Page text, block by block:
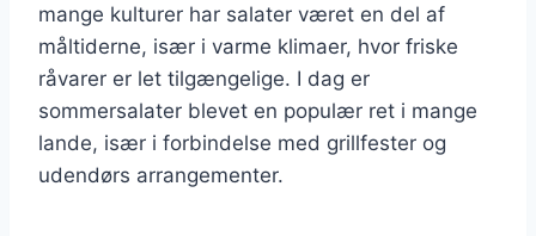
mange kulturer har salater været en del af
måltiderne, især i varme klimaer, hvor friske
råvarer er let tilgængelige. I dag er
sommersalater blevet en populær ret i mange
lande, især i forbindelse med grillfester og
udendørs arrangementer.